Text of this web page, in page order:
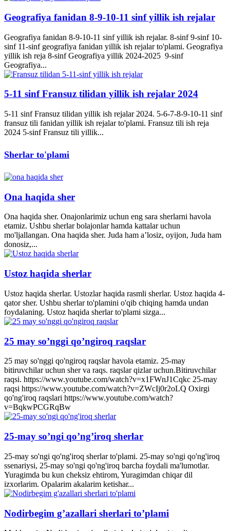
Geografiya fanidan 8-9-10-11 sinf yillik ish rejalar
Geografiya fanidan 8-9-10-11 sinf yillik ish rejalar. 8-sinf 9-sinf 10-
sinf 11-sinf geografiya fanidan yillik ish rejalar to'plami. Geografiya
yillik ish reja 8-sinf Geografiya yillik 2024-2025 9-sinf
Geografiya...
5-11 sinf Fransuz tilidan yillik ish rejalar 2024
5-11 sinf Fransuz tilidan yillik ish rejalar 2024. 5-6-7-8-9-10-11 sinf
fransuz tili fanidan yillik ish rejalar to'plami. Fransuz tili ish reja
2024 5-sinf Fransuz tili yillik...
Sherlar to'plami
Ona haqida sher
Ona haqida sher. Onajonlarimiz uchun eng sara sherlarni havola
etamiz. Ushbu sherlar bolajonlar hamda kattalar uchun
mo'ljallangan. Ona haqida sher. Juda ham a’losiz, oyijon, Juda ham
donosiz,...
Ustoz haqida sherlar
Ustoz haqida sherlar. Ustozlar haqida rasmli sherlar. Ustoz haqida 4-
qator sher. Ushbu sherlar to'plamini o'qib chiqing hamda undan
foydalaning. Ustoz haqida sherlar to'plami sizga...
25 may so’nggi qo’ngiroq raqslar
25 may so'nggi qo'ngiroq raqslar havola etamiz. 25-may
bitiruvchilar uchun sher va raqs. raqslar qizlar uchun.Bitiruvchilar
raqsi. https://www.youtube.com/watch?v=x1FWnJ1Cqkc 25-may
raqsi https://www.youtube.com/watch?v=ZWcIj0r2oLQ Oxirgi
qo'ng'iroq raqslari https://www.youtube.com/watch?
v=BqkwPCGRqBw
25-may so’ngi qo’ng’iroq sherlar
25-may so'ngi qo'ng'iroq sherlar to'plami. 25-may so'ngi qo'ng'iroq
ssenariysi, 25-may so'ngi qo'ng'iroq barcha foydali ma'lumotlar.
Yuragimda bu kun cheksiz ehtirom, Yuragimdan chiqar dil
izxorlarim. Opalarim akalarim ketishar...
Nodirbegim g’azallari sherlari to’plami